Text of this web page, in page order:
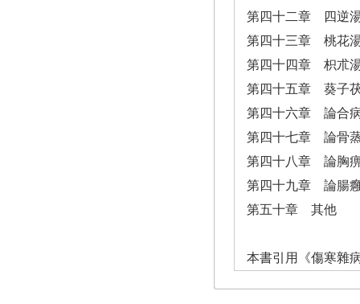
第四十二章 四逆
第四十三章 桃花
第四十四章 枳朮
第四十五章 葵子
第四十六章 論合
第四十七章 論骨
第四十八章 論胸
第四十九章 論腸
第五十章 其他
本書引用《傷寒雜